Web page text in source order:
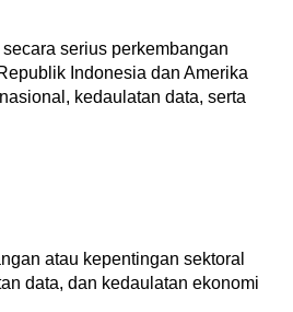
serius perkembangan
Indonesia dan Amerika
kedaulatan data, serta
atau kepentingan sektoral
data, dan kedaulatan ekonomi